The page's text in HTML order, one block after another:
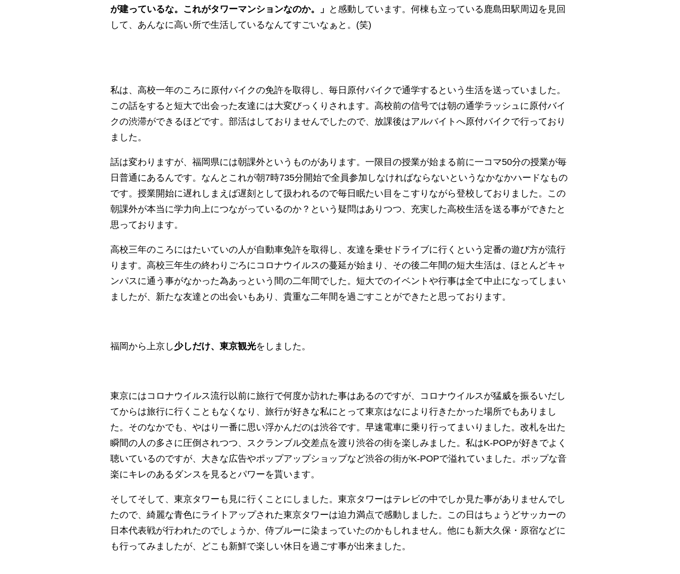
が建っているな。これがタワーマンションなのか。」
と感動しています。何棟も立っている鹿島田駅周辺を見回
して、あんなに高い所で生活しているなんてすごいなぁと。(笑)
私は、高校一年のころに原付バイクの免許を取得し、毎日原付バイクで通学するという生活を送っていました。
この話をすると短大で出会った友達には大変びっくりされます。高校前の信号では朝の通学ラッシュに原付バイ
クの渋滞ができるほどです。部活はしておりませんでしたので、放課後はアルバイトへ原付バイクで行っており
ました。
話は変わりますが、福岡県には朝課外というものがあります。一限目の授業が始まる前に一コマ50分の授業が毎
日普通にあるんです。なんとこれが朝7時735分開始で全員参加しなければならないというなかなかハードなもの
です。授業開始に遅れしまえば遅刻として扱われるので毎日眠たい目をこすりながら登校しておりました。この
朝課外が本当に学力向上につながっているのか？という疑問はありつつ、充実した高校生活を送る事ができたと
思っております。
高校三年のころにはたいていの人が自動車免許を取得し、友達を乗せドライブに行くという定番の遊び方が流行
ります。高校三年生の終わりごろにコロナウイルスの蔓延が始まり、その後二年間の短大生活は、ほとんどキャ
ンパスに通う事がなかった為あっという間の二年間でした。短大でのイベントや行事は全て中止になってしまい
ましたが、新たな友達との出会いもあり、貴重な二年間を過ごすことができたと思っております。
福岡から上京し 少しだけ、東京観光をしました。
東京にはコロナウイルス流行以前に旅行で何度か訪れた事はあるのですが、コロナウイルスが猛威を振るいだし
てからは旅行に行くこともなくなり、旅行が好きな私にとって東京はなにより行きたかった場所でもありまし
た。そのなかでも、やはり一番に思い浮かんだのは渋谷です。早速電車に乗り行ってまいりました。改札を出た
瞬間の人の多さに圧倒されつつ、スクランブル交差点を渡り渋谷の街を楽しみました。私はK-POPが好きでよく
聴いているのですが、大きな広告やポップアップショップなど渋谷の街がK-POPで溢れていました。ポップな音
楽にキレのあるダンスを見るとパワーを貰います。
そしてそして、東京タワーも見に行くことにしました。東京タワーはテレビの中でしか見た事がありませんでし
たので、綺麗な青色にライトアップされた東京タワーは迫力満点で感動しました。この日はちょうどサッカーの
日本代表戦が行われたのでしょうか、侍ブルーに染まっていたのかもしれません。他にも新大久保・原宿などに
も行ってみましたが、どこも新鮮で楽しい休日を過ごす事が出来ました。